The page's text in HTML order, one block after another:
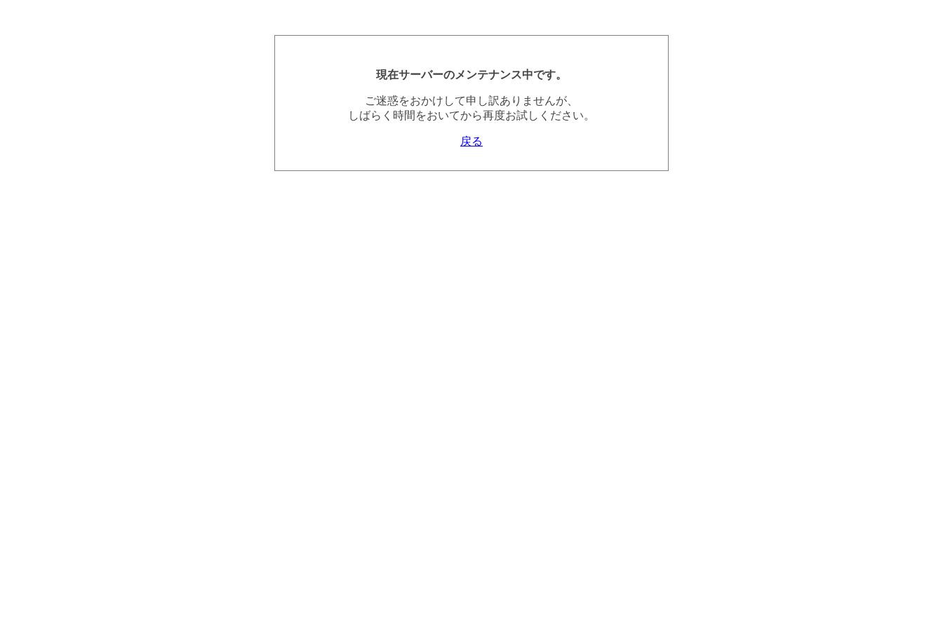
現在サーバーのメンテナンス中です。
ご迷惑をおかけして申し訳ありませんが、
しばらく時間をおいてから再度お試しください。
戻る